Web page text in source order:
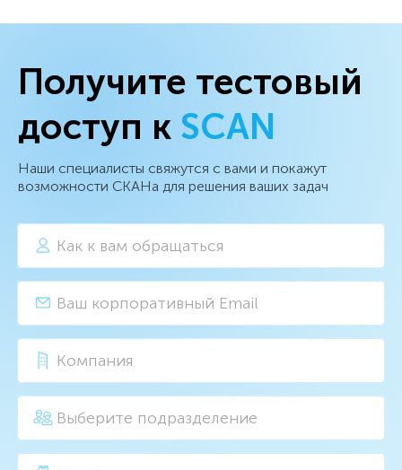
Получите тестовый
доступ к SCAN
Наши специалисты свяжутся с вами и покажут
возможности СКАНа для решения ваших задач